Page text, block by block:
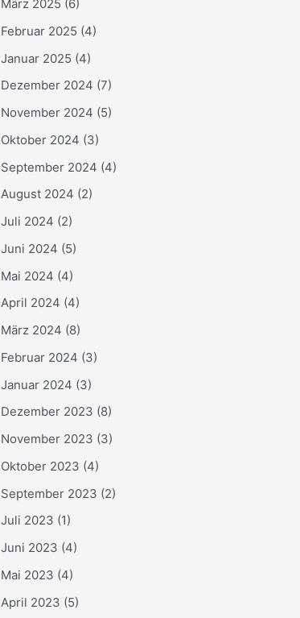
März 2025 (6)
Februar 2025 (4)
Januar 2025 (4)
Dezember 2024 (7)
November 2024 (5)
Oktober 2024 (3)
September 2024 (4)
August 2024 (2)
Juli 2024 (2)
Juni 2024 (5)
Mai 2024 (4)
April 2024 (4)
März 2024 (8)
Februar 2024 (3)
Januar 2024 (3)
Dezember 2023 (8)
November 2023 (3)
Oktober 2023 (4)
September 2023 (2)
Juli 2023 (1)
Juni 2023 (4)
Mai 2023 (4)
April 2023 (5)